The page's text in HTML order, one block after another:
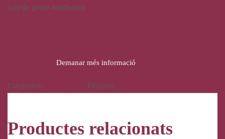
sola de goma antilliscant
Demanar més informació
Categories: , Etiqueta:
Productes relacionats